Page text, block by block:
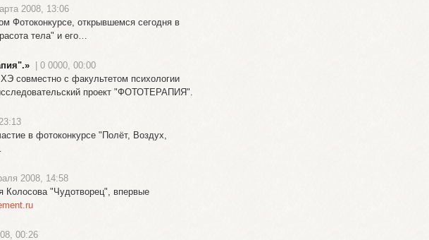
2008, 13:06
Фотоконкурсе, открывшемся сегодня в
тела" и его…
| 0 0000, 00:00
совместно с факультетом психологии
проект "ФОТОТЕРАПИЯ".
в фотоконкурсе "Полёт, Воздух,
2008, 14:58
Колосова "Чудотворец", впервые
00:26